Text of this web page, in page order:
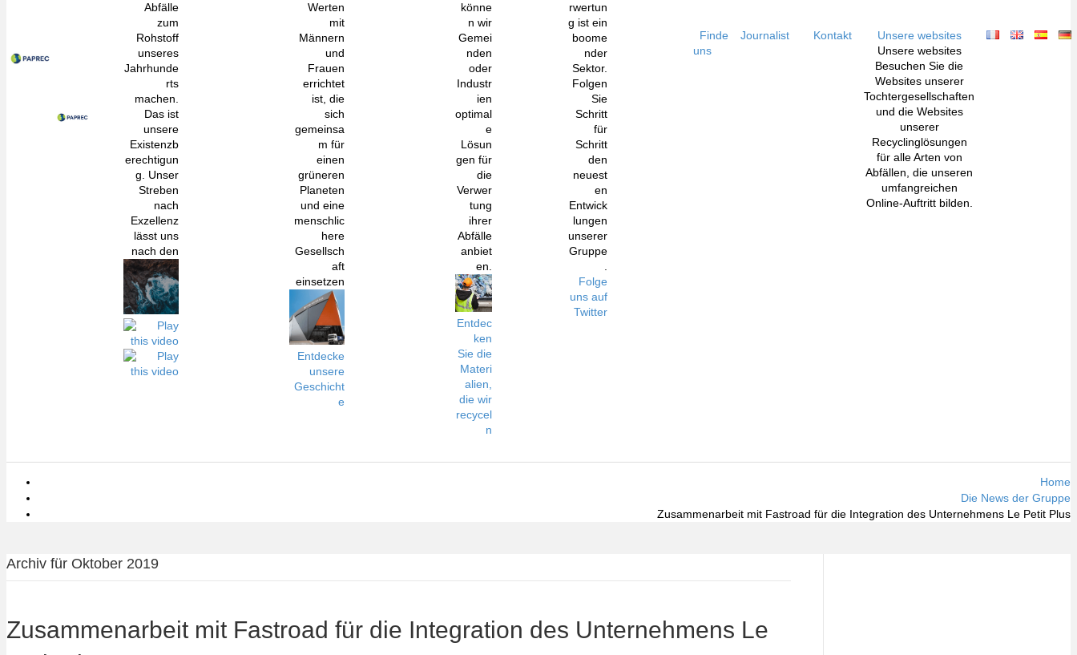
Abfälle
zum
Rohstoff
unseres
Jahrhunde
rts
machen.
Das ist
unsere
Existenzb
erechtigun
g. Unser
Streben
nach
Exzellenz
lässt uns
nach den
Werten
mit
Männern
und
Frauen
errichtet
ist, die
sich
gemeinsa
m für
einen
grüneren
Planeten
und eine
menschlic
here
Gesellsch
aft
einsetzen
Entdecke
unsere
Geschicht
e
könne
n wir
Gemei
nden
oder
Industr
ien
optimal
e
Lösun
gen für
die
Verwer
tung
ihrer
Abfälle
anbiet
en.
Entdec
ken
Sie die
Materi
alien,
die wir
recycel
n
rwertun
g ist ein
boome
nder
Sektor.
Folgen
Sie
Schritt
für
Schritt
den
neuest
en
Entwick
lungen
unserer
Gruppe
Folge
uns auf
Twitter
Finde
uns
Journalist Kontakt
Unsere websites
Unsere websites
Besuchen Sie die
Websites unserer
Tochtergesellschaften
und die Websites
unserer
Recyclinglösungen
für alle Arten von
Abfällen, die unseren
umfangreichen
Online-Auftritt bilden.
Home
Die News der Gruppe
Zusammenarbeit mit Fastroad für die Integration des Unternehmens Le Petit Plus
Archiv für Oktober 2019
Zusammenarbeit mit Fastroad für die Integration des Unternehmens Le